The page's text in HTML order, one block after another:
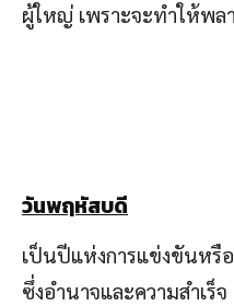
ผู้ใหญ่ เพราะจะทำให้พล
วันพฤหัสบดี
เป็นปีแห่งการแข่งขันหรื
ซึ่งอำนาจและความสำเร็